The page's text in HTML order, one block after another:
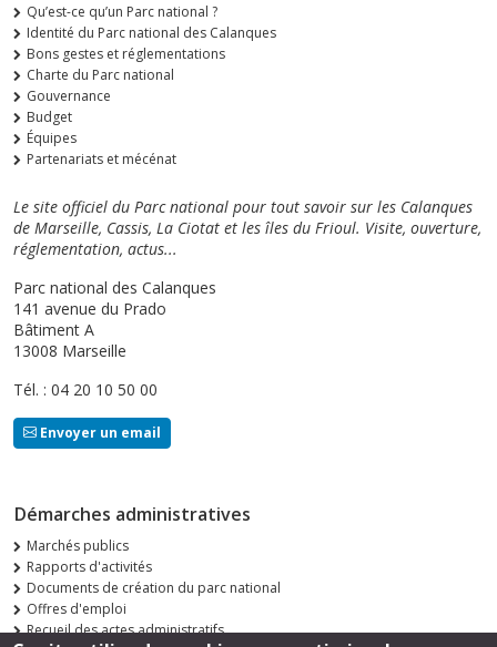
Qu’est-ce qu’un Parc national ?
Identité du Parc national des Calanques
Bons gestes et réglementations
Charte du Parc national
Gouvernance
Budget
Équipes
Partenariats et mécénat
Le site officiel du Parc national pour tout savoir sur les Calanques
de Marseille, Cassis, La Ciotat et les îles du Frioul. Visite, ouverture,
réglementation, actus...
Parc national des Calanques
141 avenue du Prado
Bâtiment A
13008 Marseille
Tél. : 04 20 10 50 00
Envoyer un email
Démarches administratives
Marchés publics
Rapports d'activités
Documents de création du parc national
Offres d'emploi
Recueil des actes administratifs